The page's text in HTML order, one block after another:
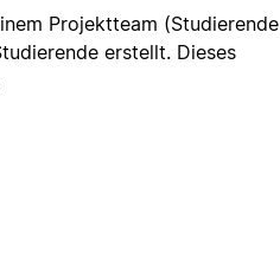
Projektteam (Studierende
erstellt. Dieses